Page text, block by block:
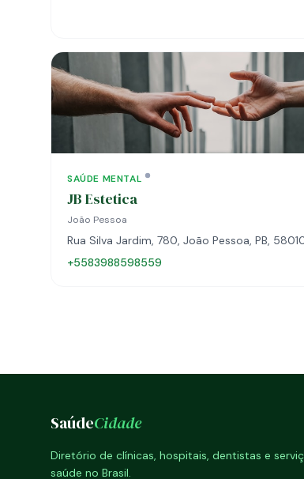
SAÚDE MENTAL
JB Estetica
João Pessoa
Rua Silva Jardim, 780, João Pessoa, PB,
+5583988598559
SaúdeCidade
Diretório de clínicas, hospitais, dentistas e
saúde no Brasil.